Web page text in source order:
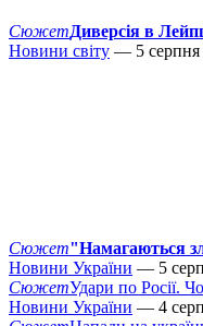
СюжетДиверсія в
Новини світу — 5 серпня
Сюжет"Намагаються
Новини України — 5
СюжетУдари по Росії.
Новини України — 4